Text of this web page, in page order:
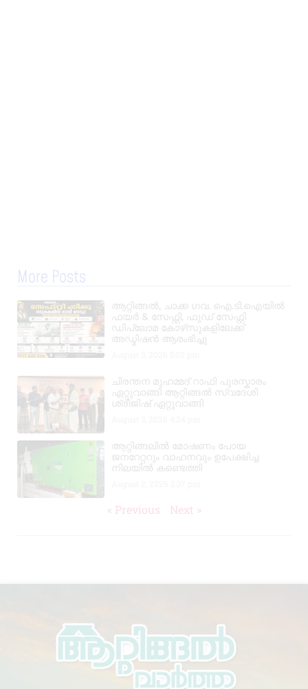
More Posts
ആറ്റിങ്ങൽ, ചാക്ക ഗവ. ഐ.ടി.ഐയിൽ
ഫയർ & സേഫ്റ്റി, ഫുഡ് സേഫ്റ്റി
ഡിപ്ലോമ കോഴ്‌സുകളിലേക്ക്
അഡ്മിഷൻ ആരംഭിച്ചു
ചിരന്തന മുഹമ്മദ് റാഫി പുരസ്കാരം
ഏറ്റുവാങ്ങി ആറ്റിങ്ങൽ സ്വദേശി
ശ്രീജിഷ് ഏറ്റുവാങ്ങി
ആറ്റിങ്ങലിൽ മോഷണം പോയ
ജനറേറ്ററും വാഹനവും ഉപേക്ഷിച്ച
നിലയിൽ കണ്ടെത്തി
« Previous Next »